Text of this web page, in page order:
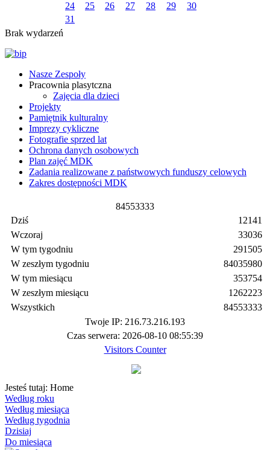
24
25 26 27 28 29
30
31
Brak wydarzeń
Nasze Zespoły
Pracownia plasytczna
Zajęcia dla dzieci
Projekty
Pamiętnik kulturalny
Imprezy cykliczne
Fotografie sprzed lat
Ochrona danych osobowych
Plan zajęć MDK
Zadania realizowane z państwowych funduszy celowych
Zakres dostępności MDK
84553333
Dziś
Wczoraj
W tym tygodniu
W zeszłym tygodniu
W tym miesiącu
W zeszłym miesiącu
Wszystkich
12141
33036
291505
84035980
353754
1262223
84553333
Twoje IP: 216.73.216.193
Czas serwera: 2026-08-10 08:55:39
Visitors Counter
Jesteś tutaj: Home
Według roku
Według miesiąca
Według tygodnia
Dzisiaj
Do miesiąca